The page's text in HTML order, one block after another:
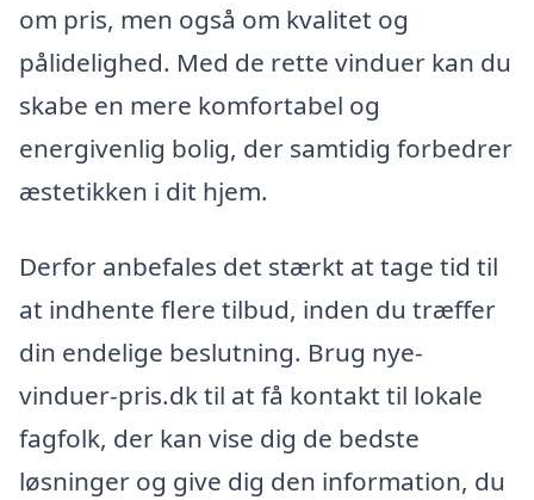
om pris, men også om kvalitet og
pålidelighed. Med de rette vinduer kan du
skabe en mere komfortabel og
energivenlig bolig, der samtidig forbedrer
æstetikken i dit hjem.
Derfor anbefales det stærkt at tage tid til
at indhente flere tilbud, inden du træffer
din endelige beslutning. Brug nye-
vinduer-pris.dk til at få kontakt til lokale
fagfolk, der kan vise dig de bedste
løsninger og give dig den information, du